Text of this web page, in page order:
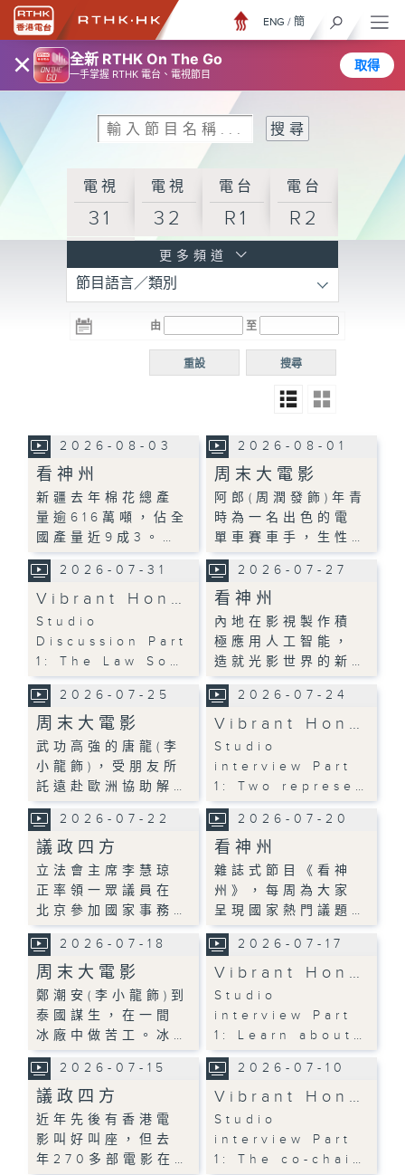
× 全新 RTHK On The Go
一手掌握 RTHK 電台、電視節目
取得
ENG / 簡
電視
31
電視
32
電台
R1
電台
R2
R3
電台 電台
R5
電台
普通
更多頻道
節目語言／類別
由 至
搜尋
重設
2026-08-03
看神州
新疆去年棉花總產
量逾616萬噸，佔全
國產量近9成3。…
2026-08-01
周末大電影
阿郎(周潤發飾)年青
時為一名出色的電
單車賽車手，生性…
2026-07-31
Vibrant Hon…
Studio
Discussion Part
1: The Law So…
2026-07-27
看神州
內地在影視製作積
極應用人工智能，
造就光影世界的新…
2026-07-25
周末大電影
武功高強的唐龍(李
小龍飾)，受朋友所
託遠赴歐洲協助解…
2026-07-24
Vibrant Hon…
Studio
interview Part
1: Two represe…
2026-07-22
議政四方
立法會主席李慧琼
正率領一眾議員在
北京參加國家事務…
2026-07-20
看神州
雜誌式節目《看神
州》，每周為大家
呈現國家熱門議題…
2026-07-18
周末大電影
鄭潮安(李小龍飾)到
泰國謀生，在一間
冰廠中做苦工。冰…
2026-07-17
Vibrant Hon…
Studio
interview Part
1: Learn about…
2026-07-15
議政四方
近年先後有香港電
影叫好叫座，但去
年270多部電影在…
2026-07-10
Vibrant Hon…
Studio
interview Part
1: The co-chai…